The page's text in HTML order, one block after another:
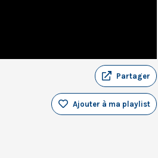
Partager
Ajouter à ma playlist